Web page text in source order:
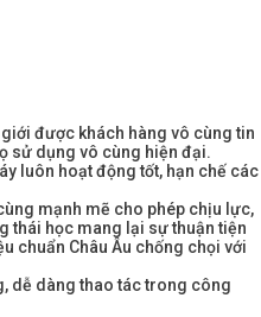
được khách hàng vô cùng tin
sử dụng vô cùng hiện đại.
luôn hoạt động tốt, hạn chế các
mạnh mẽ cho phép chịu lực,
thái học mang lại sự thuận tiện
chuẩn Châu Âu chống chọi với
dễ dàng thao tác trong công